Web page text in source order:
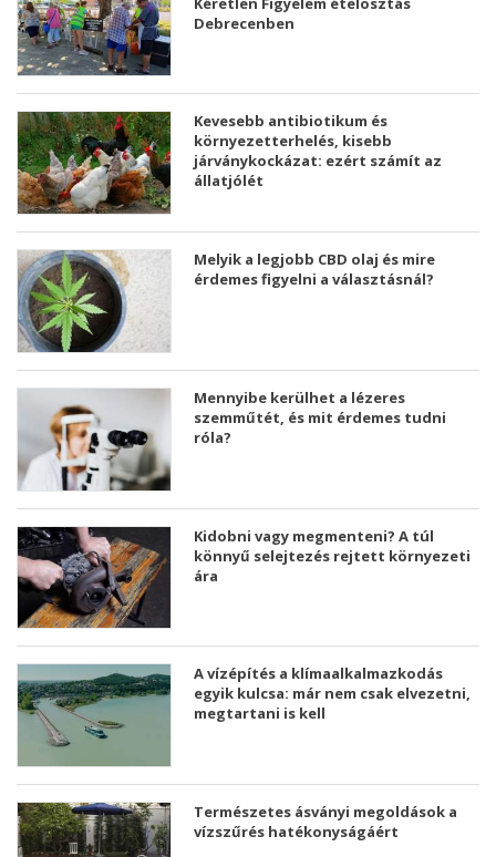
Debrecenben
Kevesebb antibiotikum és
környezetterhelés, kisebb
járványkockázat: ezért számít az
állatjólét
Melyik a legjobb CBD olaj és mire
érdemes figyelni a választásnál?
Mennyibe kerülhet a lézeres
szemműtét, és mit érdemes tudni
róla?
Kidobni vagy megmenteni? A túl
könnyű selejtezés rejtett környezeti
ára
A vízépítés a klímaalkalmazkodás
egyik kulcsa: már nem csak elvezetni,
megtartani is kell
Természetes ásványi megoldások a
vízszűrés hatékonyságáért